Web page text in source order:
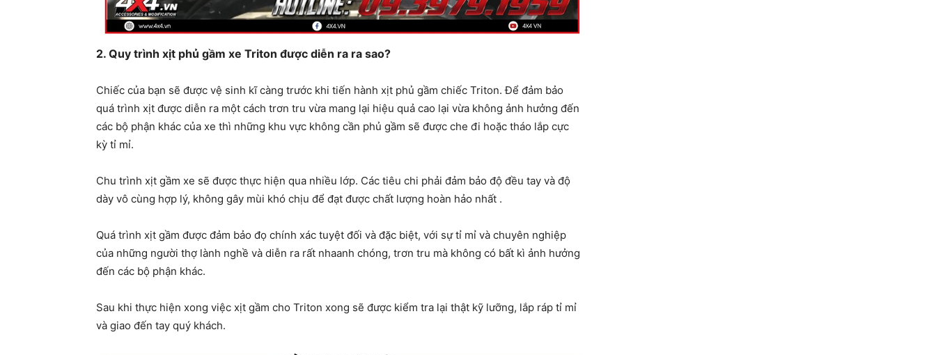
2. Quy trình xịt phủ gầm xe Triton được diễn ra ra sao?
Chiếc của bạn sẽ được vệ sinh kĩ càng trước khi tiến hành xịt phủ gầm chiếc Triton. Để đảm bảo
quá trình xịt được diễn ra một cách trơn tru vừa mang lại hiệu quả cao lại vừa không ảnh hưởng đến
các bộ phận khác của xe thì những khu vực không cần phủ gầm sẽ được che đi hoặc tháo lắp cực
kỳ tỉ mỉ.
Chu trình xịt gầm xe sẽ được thực hiện qua nhiều lớp. Các tiêu chi phải đảm bảo độ đều tay và độ
dày vô cùng hợp lý, không gây mùi khó chịu để đạt được chất lượng hoàn hảo nhất .
Quá trình xịt gầm được đảm bảo đọ chính xác tuyệt đối và đặc biệt, với sự tỉ mỉ và chuyên nghiệp
của những người thợ lành nghề và diễn ra rất nhaanh chóng, trơn tru mà không có bất kì ảnh hưởng
đến các bộ phận khác.
Sau khi thực hiện xong việc xịt gầm cho Triton xong sẽ được kiểm tra lại thật kỹ lưỡng, lắp ráp tỉ mỉ
và giao đến tay quý khách.